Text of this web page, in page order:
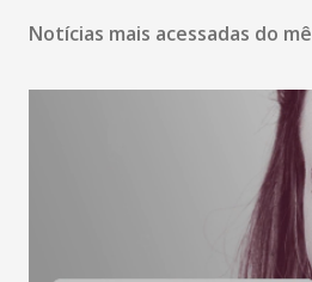
Notícias mais acessadas do